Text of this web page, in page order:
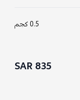
0.5 كجم
835 SAR